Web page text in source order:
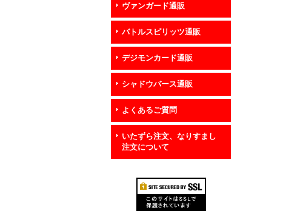
ヴァンガード通販
バトルスピリッツ通販
デジモンカード通販
シャドウバース通販
よくあるご質問
いたずら注文、なりすまし
注文について